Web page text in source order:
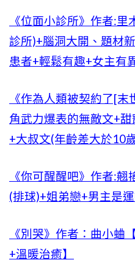
《位面小診所》作者:
診所)+腦洞大開、題材
患者+輕鬆有趣+女主有
《作為人類被契約了[
角武力爆表的無敵文+
+大叔文(年齡差大於10歲
《你可醒醒吧》作者:
(排球)+姐弟戀+男主是
《別哭》作者：曲小蛐
+溫暖治癒】